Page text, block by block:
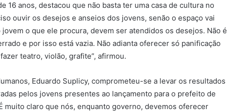
16 anos, destacou que não basta ter uma casa de cultura no
ouvir os desejos e anseios dos jovens, senão o espaço vai
o que ele procura, devem ser atendidos os desejos. Não é
e por isso está vazia. Não adianta oferecer só panificação
teatro, violão, grafite”, afirmou.
Eduardo Suplicy, comprometeu-se a levar os resultados
pelos jovens presentes ao lançamento para o prefeito de
muito claro que nós, enquanto governo, devemos oferecer